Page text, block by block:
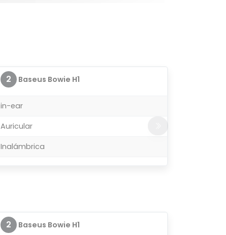
2 Baseus Bowie H1
in-ear
Auricular
Inalámbrica
2 Baseus Bowie H1